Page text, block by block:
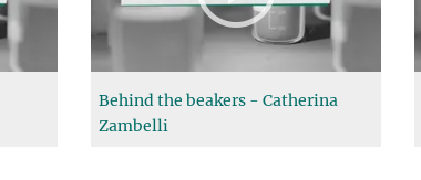
Behind the beakers - Catherina
Zambelli